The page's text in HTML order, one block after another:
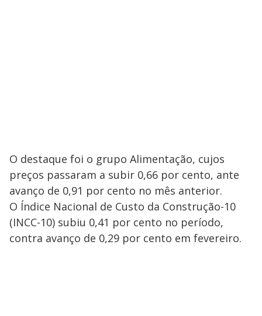
O destaque foi o grupo Alimentação, cujos
preços passaram a subir 0,66 por cento, ante
avanço de 0,91 por cento no mês anterior.
O Índice Nacional de Custo da Construção-10
(INCC-10) subiu 0,41 por cento no período,
contra avanço de 0,29 por cento em fevereiro.